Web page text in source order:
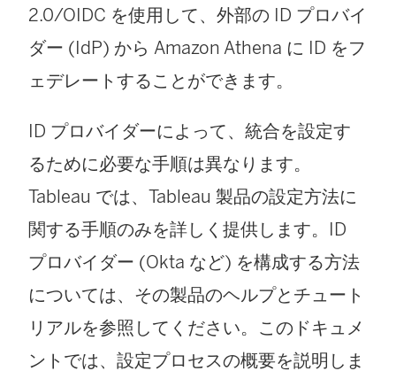
2.0/OIDC を使用して、外部の ID プロバイ
ダー (IdP) から Amazon Athena に ID をフ
ェデレートすることができます。
ID プロバイダーによって、統合を設定す
るために必要な手順は異なります。
Tableau では、Tableau 製品の設定方法に
関する手順のみを詳しく提供します。ID
プロバイダー (Okta など) を構成する方法
については、その製品のヘルプとチュート
リアルを参照してください。このドキュメ
ントでは、設定プロセスの概要を説明しま